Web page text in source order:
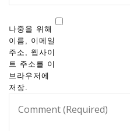
나중을 위해
이름, 이메일
주소, 웹사이
트 주소를 이
브라우저에
저장.